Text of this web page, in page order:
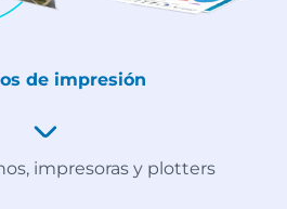
de impresión
impresoras y plotters